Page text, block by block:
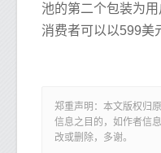
池的第二个包装为用
消费者可以以599美
郑重声明：本文版权归
信息之目的，如作者信
改或删除，多谢。